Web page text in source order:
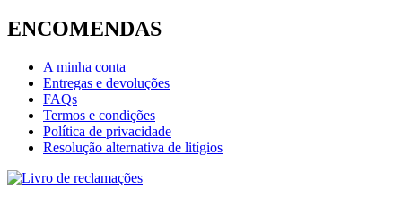
ENCOMENDAS
A minha conta
Entregas e devoluções
FAQs
Termos e condições
Política de privacidade
Resolução alternativa de litígios